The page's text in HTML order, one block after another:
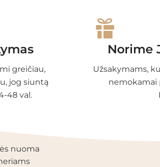
greičiau,
jog siuntą
48 val.
Norime
Užsakymams,
nemokamai
nuoma